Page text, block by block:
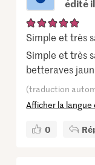
édité
Simple et très
Simple et très
betteraves
(traduction
Afficher la langue
0